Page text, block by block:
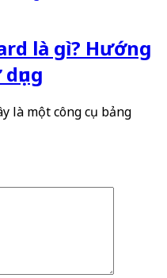
là gì? Hướng
là một công cụ bảng